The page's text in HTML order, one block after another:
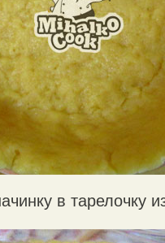
в тарелочку